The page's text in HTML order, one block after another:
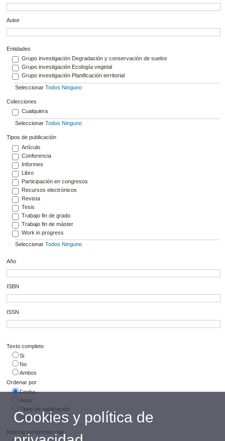
Autor
Entidades
Grupo investigación Degradación y conservación de suelos
Grupo investigación Ecología vegetal
Grupo investigación Planificación territorial
Seleccionar Todos Ninguno
Colecciones
Cualquiera
Seleccionar Todos Ninguno
Tipos de publicación
Artículo
Conferencia
Informes
Libro
Participación en congresos
Recursos electrónicos
Revista
Tesis
Trabajo fin de grado
Trabajo fin de máster
Work in progress
Seleccionar Todos Ninguno
Año
ISBN
ISSN
Texto completo
Si
No
Ambos
Ordenar por
Fecha
Autor
Tipos de publicación
Data de adquisición
Mostrar en formato cita
Cookies y política de